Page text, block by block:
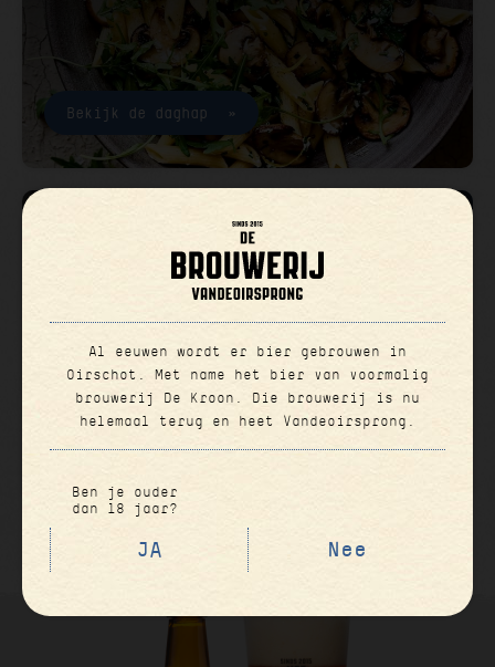
Bekijk de daghap
OPEN RONDLEIDING
Al eeuwen wordt er bier gebrouwen in
Oirschot. Met name het bier van voormalig
brouwerij De Kroon. Die brouwerij is nu
helemaal terug en heet Vandeoirsprong.
Ben je ouder
dan 18 jaar?
JA Nee